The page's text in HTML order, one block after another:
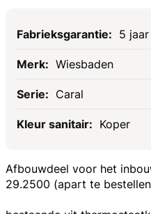
Specificaties
5 jaar
Wiesbaden
Caral
Koper
Afbouwdeel voor het
29.2500 (apart te